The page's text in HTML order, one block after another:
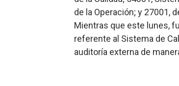
de la Operación; y 27001,
Mientras que este lunes,
referente al Sistema de
auditoría externa de